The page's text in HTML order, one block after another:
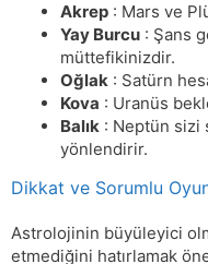
Akrep : Mars ve
Yay Burcu : Şans
müttefikinizdir.
Oğlak : Satürn
Kova : Uranüs
Balık : Neptün sizi
yönlendirir.
Dikkat ve Sorumlu
Astrolojinin büyüleyici
etmediğini hatırlamak